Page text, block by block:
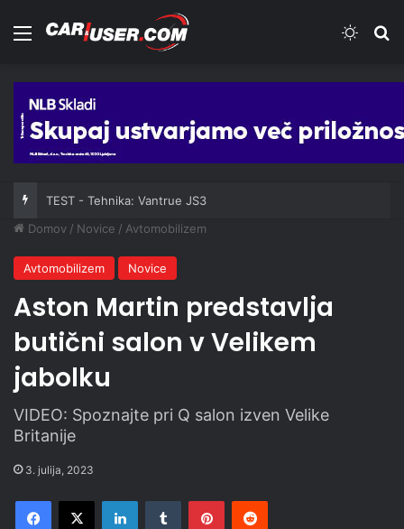
Meni
TEST - Tehnika: Vantrue JS3
Domov / Novice / Avtomobilizem
Avtomobilizem Novice
Aston Martin predstavlja
butični salon v Velikem
jabolku
VIDEO: Spoznajte pri Q salon izven Velike
Britanije
3. julija, 2023
Facebook
X LinkedInTumblr PinterestReddit